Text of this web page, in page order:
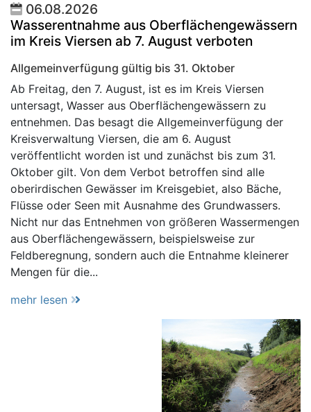
06.08.2026
Wasserentnahme aus Oberflächengewässern
im Kreis Viersen ab 7. August verboten
Allgemeinverfügung gültig bis 31. Oktober
Ab Freitag, den 7. August, ist es im Kreis Viersen
untersagt, Wasser aus Oberflächengewässern zu
entnehmen. Das besagt die Allgemeinverfügung der
Kreisverwaltung Viersen, die am 6. August
veröffentlicht worden ist und zunächst bis zum 31.
Oktober gilt. Von dem Verbot betroffen sind alle
oberirdischen Gewässer im Kreisgebiet, also Bäche,
Flüsse oder Seen mit Ausnahme des Grundwassers.
Nicht nur das Entnehmen von größeren Wassermengen
aus Oberflächengewässern, beispielsweise zur
Feldberegnung, sondern auch die Entnahme kleinerer
Mengen für die...
mehr lesen